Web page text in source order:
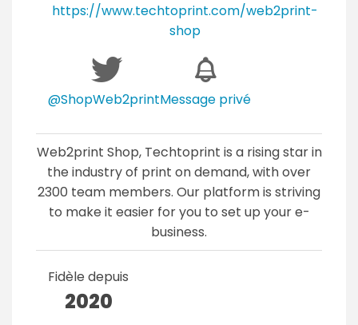
https://www.techtoprint.com/web2print-
shop
@ShopWeb2printMessage privé
Web2print Shop, Techtoprint is a rising star in
the industry of print on demand, with over
2300 team members. Our platform is striving
to make it easier for you to set up your e-
business.
Fidèle depuis
2020